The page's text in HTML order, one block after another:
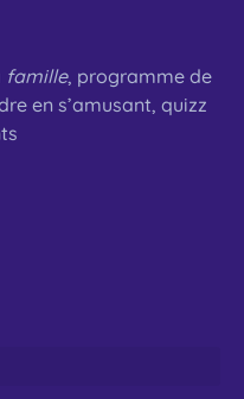
famille, programme de
en s’amusant, quizz